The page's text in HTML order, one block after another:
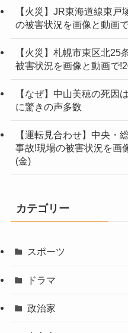
【火災】JR東海道線東
の被害状況を画像と動画
【火災】札幌市東区北25
被害状況を画像と動画で
【なぜ】中山美穂の死因
に驚きの声多数
【運転見合わせ】中央・
事故!現場の被害状況を画
(金)
カテゴリー
スポーツ
ドラマ
政治家